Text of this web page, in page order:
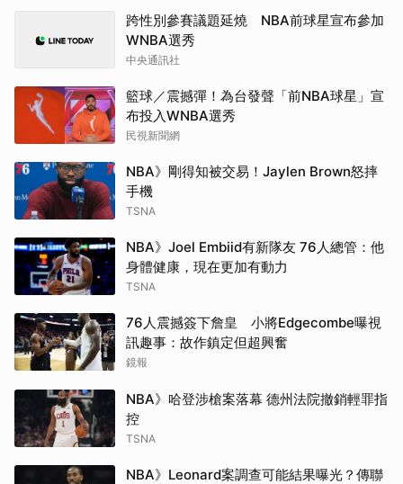
跨性別參賽議題延燒 NBA前球星宣布參加
WNBA選秀
中央通訊社
籃球／震撼彈！為台發聲「前NBA球星」宣
布投入WNBA選秀
民視新聞網
NBA》剛得知被交易！Jaylen Brown怒摔
手機
TSNA
NBA》Joel Embiid有新隊友 76人總管：他
身體健康，現在更加有動力
TSNA
76人震撼簽下詹皇 小將Edgecombe曝視
訊趣事：故作鎮定但超興奮
鏡報
NBA》哈登涉槍案落幕 德州法院撤銷輕罪指
控
TSNA
NBA》Leonard案調查可能結果曝光？傳聯